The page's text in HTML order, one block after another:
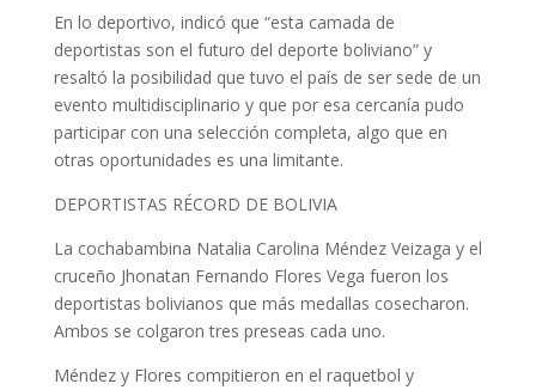
En lo deportivo, indicó que “esta camada de
deportistas son el futuro del deporte boliviano” y
resaltó la posibilidad que tuvo el país de ser sede de un
evento multidisciplinario y que por esa cercanía pudo
participar con una selección completa, algo que en
otras oportunidades es una limitante.
DEPORTISTAS RÉCORD DE BOLIVIA
La cochabambina Natalia Carolina Méndez Veizaga y el
cruceño Jhonatan Fernando Flores Vega fueron los
deportistas bolivianos que más medallas cosecharon.
Ambos se colgaron tres preseas cada uno.
Méndez y Flores compitieron en el raquetbol y